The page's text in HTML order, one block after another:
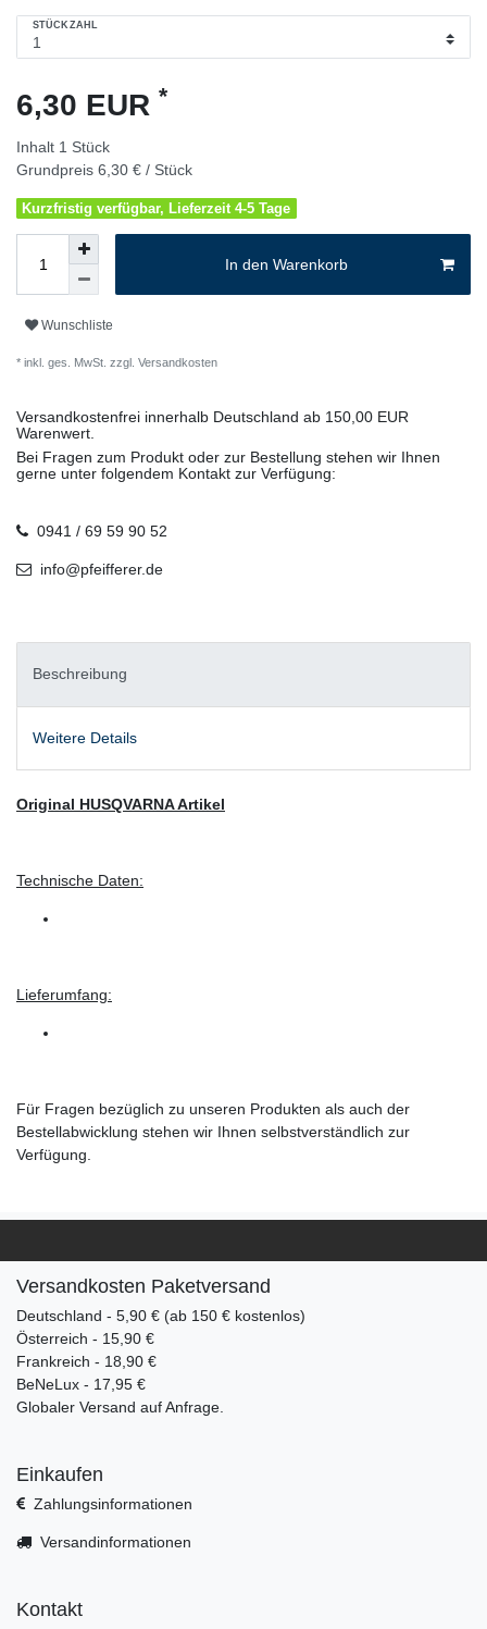
STÜCKZAHL
6,30 EUR *
Inhalt 1 Stück
Grundpreis 6,30 € / Stück
Kurzfristig verfügbar, Lieferzeit 4-5 Tage
In den Warenkorb
Wunschliste
* inkl. ges. MwSt. zzgl. Versandkosten
Versandkostenfrei innerhalb Deutschland ab 150,00 EUR
Warenwert.
Bei Fragen zum Produkt oder zur Bestellung stehen wir Ihnen
gerne unter folgendem Kontakt zur Verfügung:
0941 / 69 59 90 52
info@pfeifferer.de
Beschreibung
Weitere Details
Original HUSQVARNA Artikel
Technische Daten:
Lieferumfang:
Für Fragen bezüglich zu unseren Produkten als auch der
Bestellabwicklung stehen wir Ihnen selbstverständlich zur
Verfügung.
Versandkosten Paketversand
Deutschland - 5,90 € (ab 150 € kostenlos)
Österreich - 15,90 €
Frankreich - 18,90 €
BeNeLux - 17,95 €
Globaler Versand auf Anfrage.
Einkaufen
Zahlungsinformationen
Versandinformationen
Kontakt